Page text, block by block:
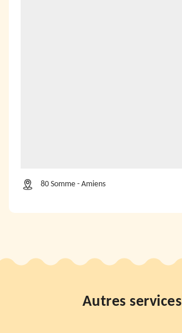
80 Somme - Amiens
Autres services